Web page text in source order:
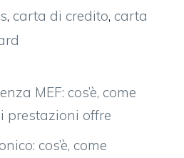
, carta di credito, carta
MEF: cos’è, come
prestazioni offre
cos’è, come